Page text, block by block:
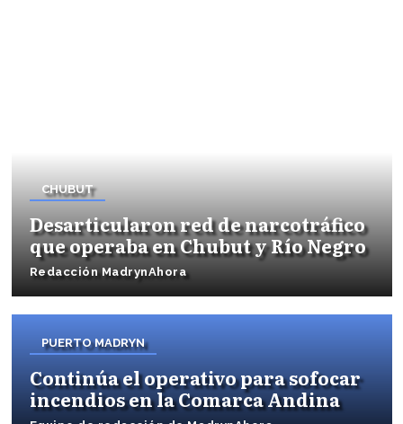
CHUBUT
Desarticularon red de narcotráfico
que operaba en Chubut y Río Negro
Redacción MadrynAhora
PUERTO MADRYN
Continúa el operativo para sofocar
incendios en la Comarca Andina